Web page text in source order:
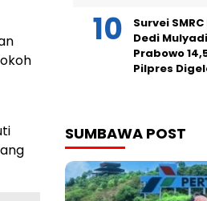
Survei
Dedi
Prabowo
Pilpres
SUMBAWA POST